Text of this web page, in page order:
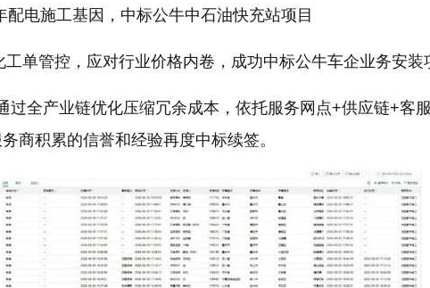
配电施工基因，中标公牛中石油快充站项目
工单管控，应对行业价格内卷，成功中标公牛车企业务安装
过全产业链优化压缩冗余成本，依托服务网点+供应链+客
商积累的信誉和经验再度中标续签。